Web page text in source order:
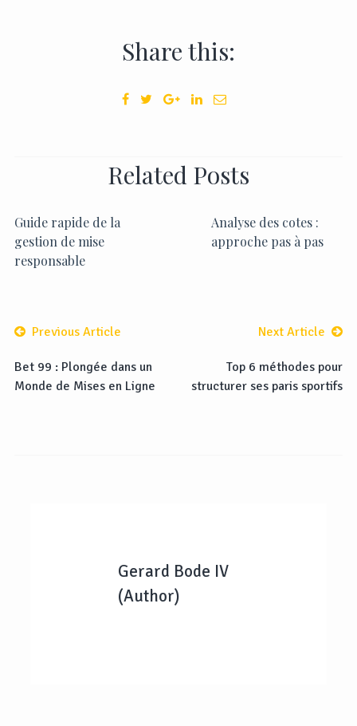
Share this:
Related Posts
Guide rapide de la
gestion de mise
responsable
Analyse des cotes :
approche pas à pas
Previous Article
Bet 99 : Plongée dans un
Monde de Mises en Ligne
Next Article
Top 6 méthodes pour
structurer ses paris sportifs
Gerard Bode IV
(Author)